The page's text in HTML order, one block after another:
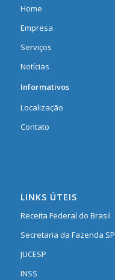
Home
Empresa
Serviços
Notícias
Informativos
Localização
Contato
LINKS ÚTEIS
Receita Federal do Brasil
Secretaria da Fazenda SP
JUCESP
INSS